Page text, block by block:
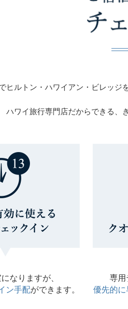
ヒルトン・ハワイアン・ビレッジ
ハワイ旅行専門店だからできる、
なりますが、
ン手配ができます。
専用
優先的